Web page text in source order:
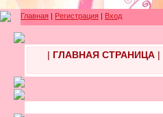
Главная | Регистрация | Вход
| ГЛАВНАЯ СТРАНИЦА|